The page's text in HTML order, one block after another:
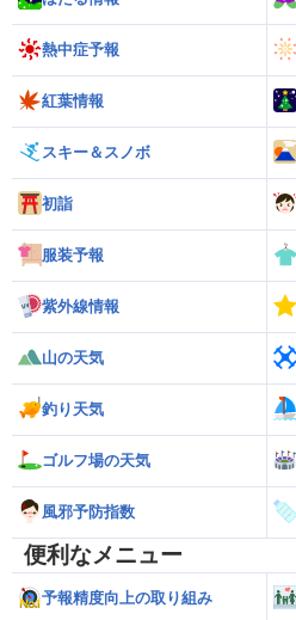
熱中症予報
紅葉情報
スキー＆スノボ
初詣
服装予報
紫外線情報
山の天気
釣り天気
ゴルフ場の天気
風邪予防指数
便利なメニュー
予報精度向上の取り組み